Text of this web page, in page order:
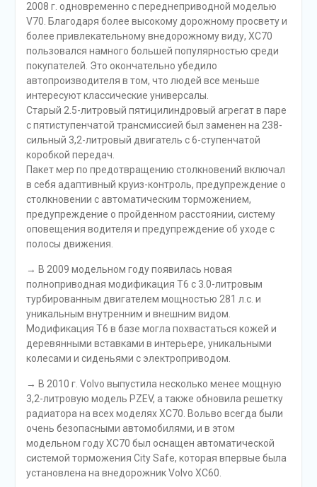
2008 г. одновременно с переднеприводной моделью
V70. Благодаря более высокому дорожному просвету и
более привлекательному внедорожному виду, XC70
пользовался намного большей популярностью среди
покупателей. Это окончательно убедило
автопроизводителя в том, что людей все меньше
интересуют классические универсалы.
Старый 2.5-литровый пятицилиндровый агрегат в паре
с пятиступенчатой трансмиссией был заменен на 238-
сильный 3,2-литровый двигатель с 6-ступенчатой
коробкой передач.
Пакет мер по предотвращению столкновений включал
в себя адаптивный круиз-контроль, предупреждение о
столкновении с автоматическим торможением,
предупреждение о пройденном расстоянии, систему
оповещения водителя и предупреждение об уходе с
полосы движения.
→ В 2009 модельном году появилась новая
полноприводная модификация T6 с 3.0-литровым
турбированным двигателем мощностью 281 л.с. и
уникальным внутренним и внешним видом.
Модификация T6 в базе могла похвастаться кожей и
деревянными вставками в интерьере, уникальными
колесами и сиденьями с электроприводом.
→ В 2010 г. Volvo выпустила несколько менее мощную
3,2-литровую модель PZEV, а также обновила решетку
радиатора на всех моделях XC70. Вольво всегда были
очень безопасными автомобилями, и в этом
модельном году XC70 был оснащен автоматической
системой торможения City Safe, которая впервые была
установлена на внедорожник Volvo XC60.